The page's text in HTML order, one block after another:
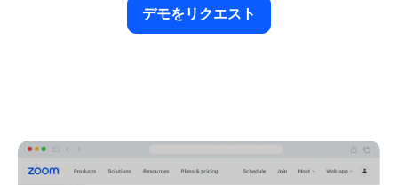
デモをリクエスト
デモをリクエスト